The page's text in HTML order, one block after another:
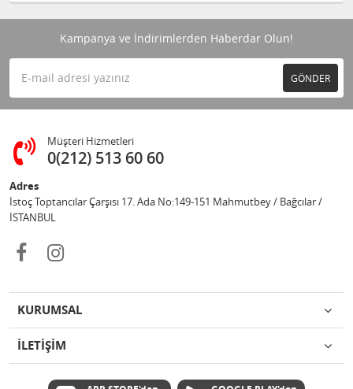
Kampanya ve İndirimlerden Haberdar Olun!
GÖNDER
Müşteri Hizmetleri
0(212) 513 60 60
Adres
İstoç Toptancılar Çarşısı 17. Ada No:149-151 Mahmutbey / Bağcılar /
İSTANBUL
KURUMSAL
İLETİŞİM